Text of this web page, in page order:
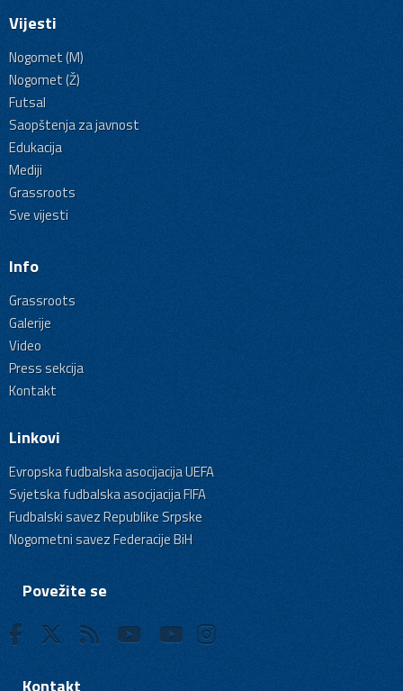
Vijesti
Nogomet (M)
Nogomet (Ž)
Futsal
Saopštenja za javnost
Edukacija
Mediji
Grassroots
Sve vijesti
Info
Grassroots
Galerije
Video
Press sekcija
Kontakt
Linkovi
Evropska fudbalska asocijacija UEFA
Svjetska fudbalska asocijacija FIFA
Fudbalski savez Republike Srpske
Nogometni savez Federacije BiH
Povežite se
Kontakt